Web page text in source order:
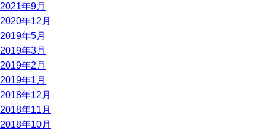
2021年9月
2020年12月
2019年5月
2019年3月
2019年2月
2019年1月
2018年12月
2018年11月
2018年10月